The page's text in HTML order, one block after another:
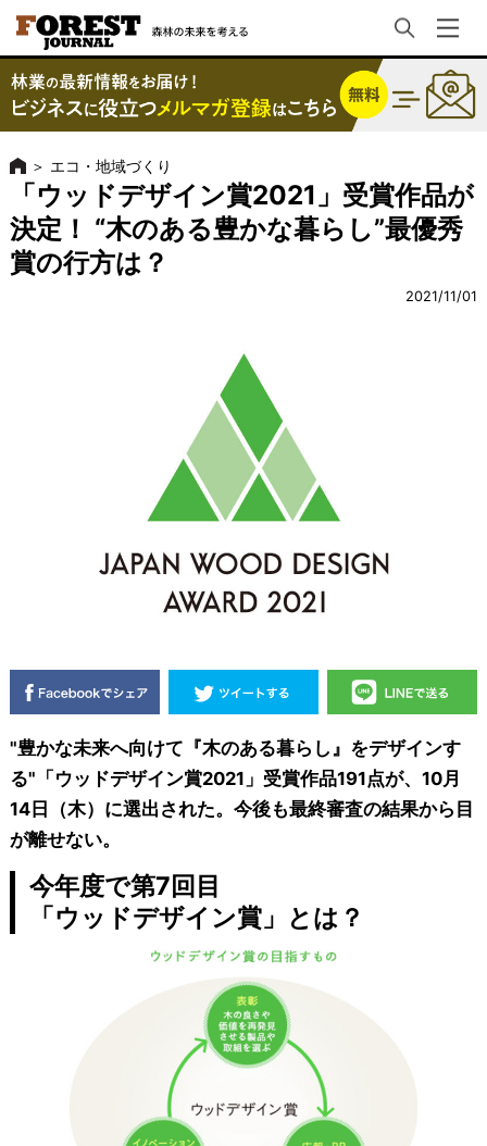
＞ エコ・地域づくり
「ウッドデザイン賞2021」受賞作品が
決定！ “木のある豊かな暮らし”最優秀
賞の行方は？
2021/11/01
"豊かな未来へ向けて『木のある暮らし』をデザインす
る"「ウッドデザイン賞2021」受賞作品191点が、10月
14日（木）に選出された。今後も最終審査の結果から目
が離せない。
今年度で第7回目
「ウッドデザイン賞」とは？